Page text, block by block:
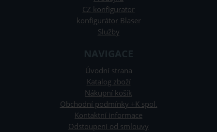
CZ konfigurator
konfigurátor Blaser
Služby
NAVIGACE
Úvodní strana
Katalog zboží
Nákupní košík
Obchodní podmínky +K spol.
Kontaktní informace
Odstoupení od smlouvy